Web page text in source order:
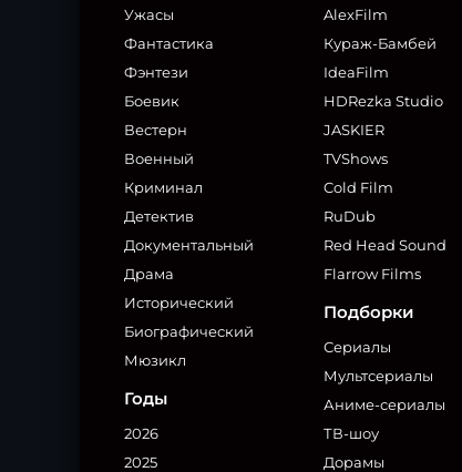
Ужасы
Фантастика
Фэнтези
Боевик
Вестерн
Военный
Криминал
Детектив
Документальный
Драма
Исторический
Биографический
Мюзикл
Годы
2026
2025
AlexFilm
Кураж-Бамбей
IdeaFilm
HDRezka Studio
JASKIER
TVShows
Cold Film
RuDub
Red Head Sound
Flarrow Films
Подборки
Сериалы
Мультсериалы
Аниме-сериалы
ТВ-шоу
Дорамы